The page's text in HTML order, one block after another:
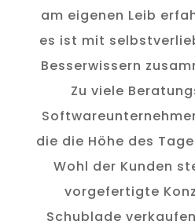
am eigenen Leib
es ist mit
Besserwissern
Zu viele
die die Höhe des
Wohl der Kunden
vorgefertigte
Schublade